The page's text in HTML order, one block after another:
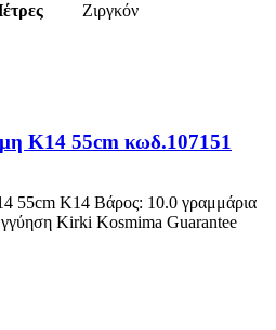
Ζιργκόν
Κ14 55cm κωδ.107151
55cm Κ14 Βάρος: 10.0 γραμμάρια
Kirki Kosmima Guarantee